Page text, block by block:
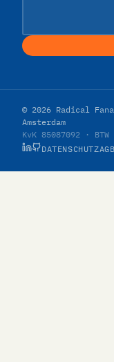
© 2026 Radical
Amsterdam
KvK 85087092 · BTW
DATENSCHUTZAGB